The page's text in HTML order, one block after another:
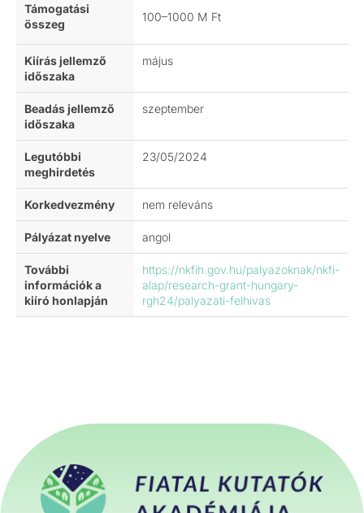
Támogatási
összeg
100–1000 M Ft
Kiírás jellemző
időszaka
május
Beadás jellemző
időszaka
szeptember
Legutóbbi
meghirdetés
23/05/2024
Korkedvezmény nem releváns
Pályázat nyelve angol
További
információk a
kiíró honlapján
https://nkfih.gov.hu/palyazoknak/nkfi-
alap/research-grant-hungary-
rgh24/palyazati-felhivas